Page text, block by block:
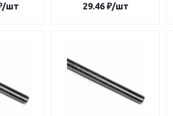
/шт 29.46₽/шт